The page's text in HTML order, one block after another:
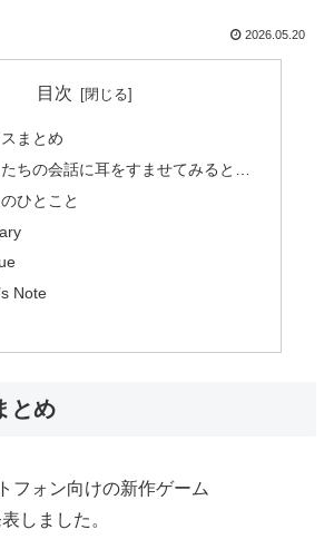
2026.05.20
目次
まとめ
ちの会話に耳をすませてみると…
ひとこと
Note
とめ
フォン向けの新作ゲーム
しました。